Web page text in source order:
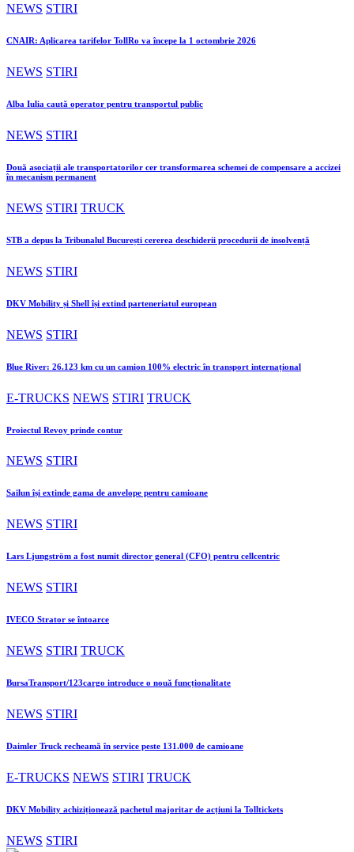
NEWS STIRI
CNAIR: Aplicarea tarifelor TollRo va începe la 1 octombrie 2026
NEWS STIRI
Alba Iulia caută operator pentru transportul public
NEWS STIRI
Două asociații ale transportatorilor cer transformarea schemei de compensare a accizei
în mecanism permanent
NEWS STIRI TRUCK
STB a depus la Tribunalul București cererea deschiderii procedurii de insolvență
NEWS STIRI
DKV Mobility și Shell își extind parteneriatul european
NEWS STIRI
Blue River: 26.123 km cu un camion 100% electric în transport internațional
E-TRUCKS NEWS STIRI TRUCK
Proiectul Revoy prinde contur
NEWS STIRI
Sailun își extinde gama de anvelope pentru camioane
NEWS STIRI
Lars Ljungström a fost numit director general (CFO) pentru cellcentric
NEWS STIRI
IVECO Strator se întoarce
NEWS STIRI TRUCK
BursaTransport/123cargo introduce o nouă funcționalitate
NEWS STIRI
Daimler Truck recheamă în service peste 131.000 de camioane
E-TRUCKS NEWS STIRI TRUCK
DKV Mobility achiziționează pachetul majoritar de acțiuni la Tolltickets
NEWS STIRI